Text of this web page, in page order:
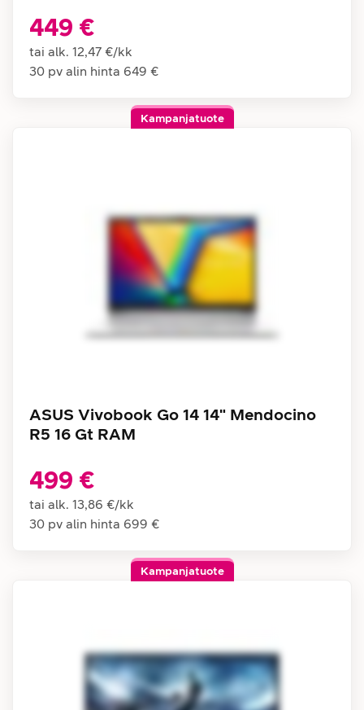
449 €
tai alk. 12,47 €/kk
30 pv alin hinta 649 €
Kampanjatuote
ASUS Vivobook Go 14 14" Mendocino
R5 16 Gt RAM
499 €
tai alk. 13,86 €/kk
30 pv alin hinta 699 €
Kampanjatuote